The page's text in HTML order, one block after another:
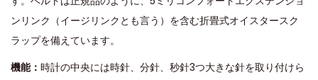
ンリンク（イージリンクとも言う）を含む折畳式オイスタースク
ラップを備えています。
機能： 時計の中央には時針、分針、秒針3つ大きな針を取り付けら